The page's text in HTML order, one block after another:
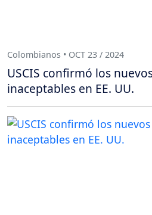
Colombianos • OCT 23 / 2024
USCIS confirmó los
inaceptables en EE. UU.